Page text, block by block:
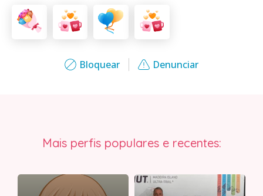
Bloquear Denunciar
Mais perfis populares e recentes: